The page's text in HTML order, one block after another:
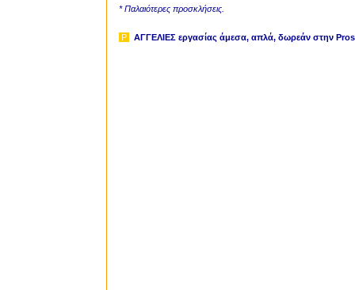
* Παλαιότερες προσκλήσεις.
P ΑΓΓΕΛΙΕΣ εργασίας άμεσα, απλά, δωρεάν στην